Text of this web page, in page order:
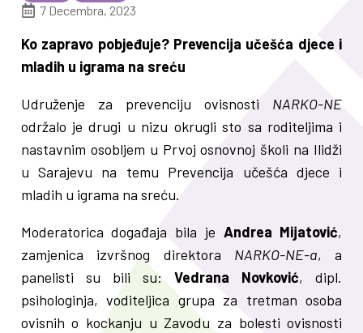
7 Decembra, 2023
Ko zapravo pobjeđuje? Prevencija učešća djece i
mladih u igrama na sreću
Udruženje za prevenciju ovisnosti NARKO-NE
održalo je drugi u nizu okrugli sto sa roditeljima i
nastavnim osobljem u Prvoj osnovnoj školi na Ilidži
u Sarajevu na temu Prevencija učešća djece i
mladih u igrama na sreću.
Moderatorica događaja bila je Andrea Mijatović,
zamjenica izvršnog direktora NARKO-NE-a, a
panelisti su bili su:Vedrana Novković, dipl.
psihologinja, voditeljica grupa za tretman osoba
ovisnih o kockanju u Zavodu za bolesti ovisnosti